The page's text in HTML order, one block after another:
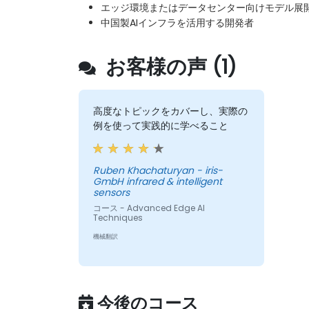
エッジ環境またはデータセンター向けモデル展
中国製AIインフラを活用する開発者
お客様の声 (1)
高度なトピックをカバーし、実際の
例を使って実践的に学べること
Ruben Khachaturyan - iris-
GmbH infrared & intelligent
sensors
コース - Advanced Edge AI
Techniques
機械翻訳
今後のコース